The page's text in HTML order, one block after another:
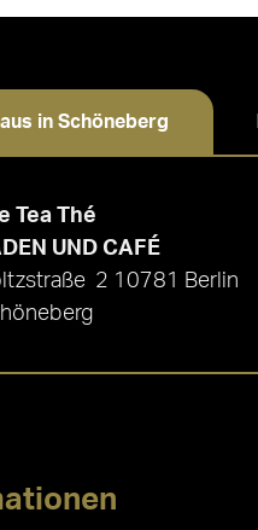
in Schöneberg
Tea Thé
UND CAFÉ
2 10781 Berlin